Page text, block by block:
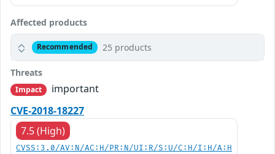
Affected products
Recommended 25 products
Threats
Impact
important
CVE-2018-18227
7.5 (High)
CVSS:3.0/AV:N/AC:H/PR:N/UI:R/S:U/C:H/I:H/A:H